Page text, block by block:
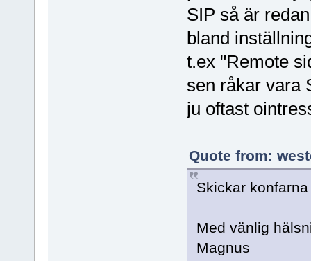
SIP så är
bland
t.ex "Remote
sen råkar vara
ju oftast
Quote from:
Skickar
Med vänlig
Magnus